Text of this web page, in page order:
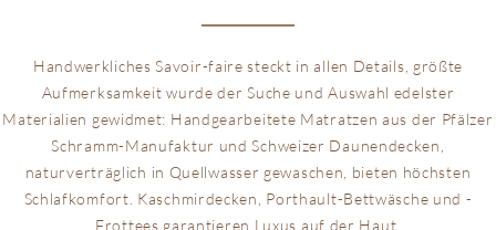
Handwerkliches Savoir-faire steckt in allen Details, größte
Aufmerksamkeit wurde der Suche und Auswahl edelster
Materialien gewidmet: Handgearbeitete Matratzen aus der Pfälzer
Schramm-Manufaktur und Schweizer Daunendecken,
naturverträglich in Quellwasser gewaschen, bieten höchsten
Schlafkomfort. Kaschmirdecken, Porthault-Bettwäsche und -
Frottees garantieren Luxus auf der Haut.